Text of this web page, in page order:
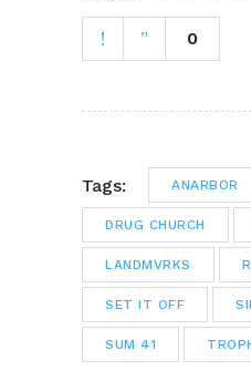
0
Tags: ANARBOR
DRUG CHURCH
LANDMVRKS
SET IT OFF
SUM 41